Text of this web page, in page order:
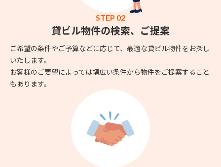
STEP 02
貸ビル物件の検索、ご提案
ご希望の条件やご予算などに応じて、最適な貸ビル物件をお探し
いたします。
お客様のご要望によっては幅広い条件から物件をご提案すること
もあります。